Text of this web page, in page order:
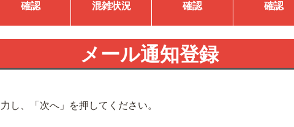
確認
混雑状況
確認
確認
メール通知登録
し、「次へ」を押してください。